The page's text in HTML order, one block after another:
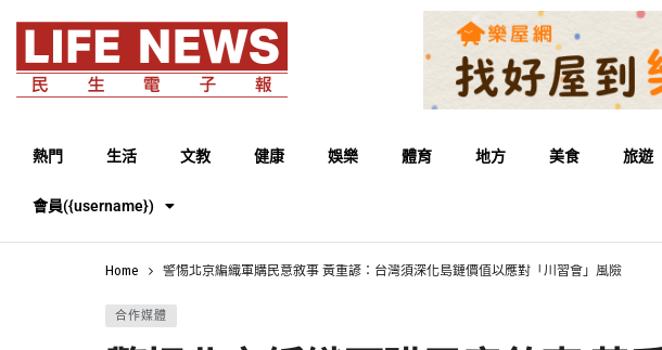
熱門 生活 文教 健康 娛樂 體育 地方 美食 旅遊
會員({username})
Home 警惕北京編織軍購民意敘事 黃重諺：台灣須深化島鏈價值以應對「川習會」風險
合作媒體